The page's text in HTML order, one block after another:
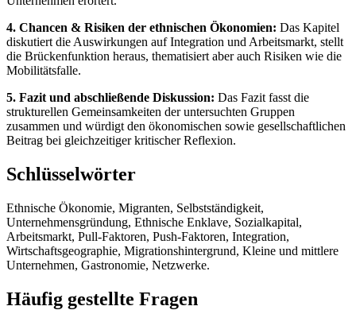
4. Chancen & Risiken der ethnischen Ökonomien: Das Kapitel
diskutiert die Auswirkungen auf Integration und Arbeitsmarkt, stellt
die Brückenfunktion heraus, thematisiert aber auch Risiken wie die
Mobilitätsfalle.
5. Fazit und abschließende Diskussion: Das Fazit fasst die
strukturellen Gemeinsamkeiten der untersuchten Gruppen
zusammen und würdigt den ökonomischen sowie gesellschaftlichen
Beitrag bei gleichzeitiger kritischer Reflexion.
Schlüsselwörter
Ethnische Ökonomie, Migranten, Selbstständigkeit,
Unternehmensgründung, Ethnische Enklave, Sozialkapital,
Arbeitsmarkt, Pull-Faktoren, Push-Faktoren, Integration,
Wirtschaftsgeographie, Migrationshintergrund, Kleine und mittlere
Unternehmen, Gastronomie, Netzwerke.
Häufig gestellte Fragen